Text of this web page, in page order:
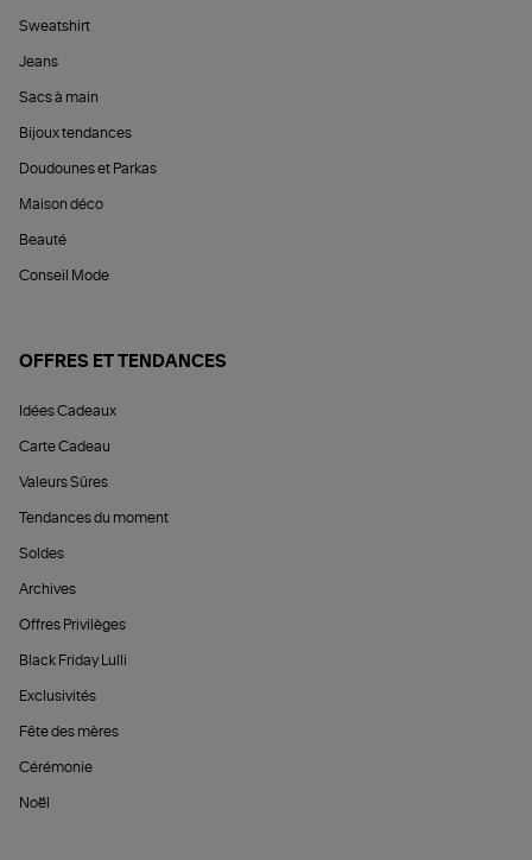
Sweatshirt
Jeans
Sacs à main
Bijoux tendances
Doudounes et Parkas
Maison déco
Beauté
Conseil Mode
OFFRES ET TENDANCES
Idées Cadeaux
Carte Cadeau
Valeurs Sûres
Tendances du moment
Soldes
Archives
Offres Privilèges
Black Friday Lulli
Exclusivités
Fête des mères
Cérémonie
Noël